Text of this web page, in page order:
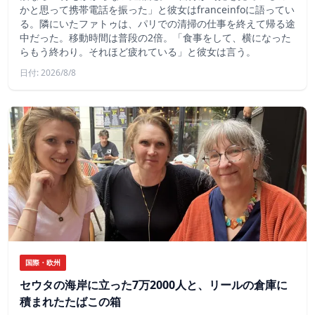
かと思って携帯電話を振った」と彼女はfranceinfoに語ってい
る。隣にいたファトゥは、パリでの清掃の仕事を終えて帰る途
中だった。移動時間は普段の2倍。「食事をして、横になった
らもう終わり。それほど疲れている」と彼女は言う。
日付: 2026/8/8
国際・欧州
セウタの海岸に立った7万2000人と、リールの倉庫に
積まれたたばこの箱